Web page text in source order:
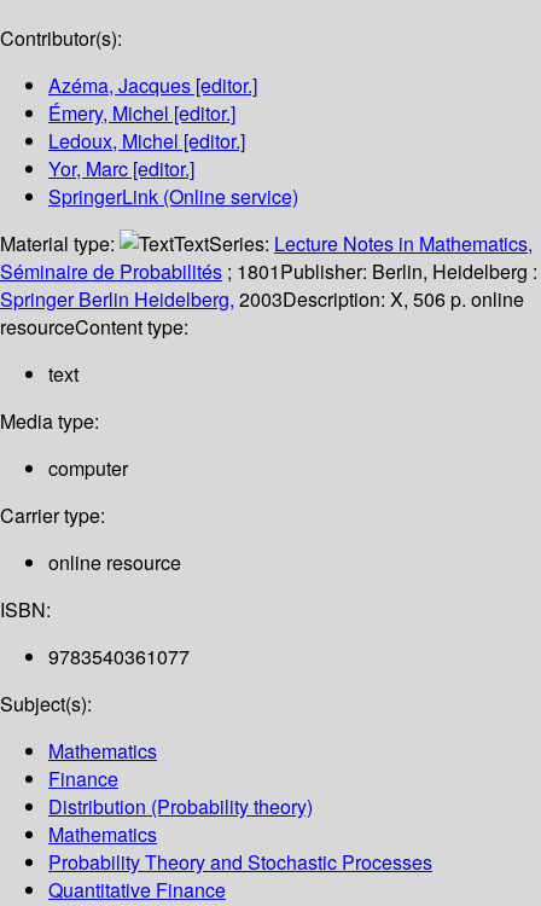
Contributor(s):
Azéma, Jacques [editor.]
Émery, Michel [editor.]
Ledoux, Michel [editor.]
Yor, Marc [editor.]
SpringerLink (Online service)
Material type:
TextSeries: Lecture Notes in Mathematics,
Séminaire de Probabilités ; 1801Publisher: Berlin, Heidelberg :
Springer Berlin Heidelberg, 2003Description: X, 506 p. online
resourceContent type:
text
Media type:
computer
Carrier type:
online resource
ISBN:
9783540361077
Subject(s):
Mathematics
Finance
Distribution (Probability theory)
Mathematics
Probability Theory and Stochastic Processes
Quantitative Finance